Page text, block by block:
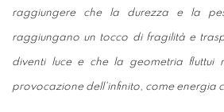
raggiungere che la durezza e la
raggiungano un tocco di fragilità e
diventi luce e che la geometria fluttui
provocazione dell'infinito, come energia